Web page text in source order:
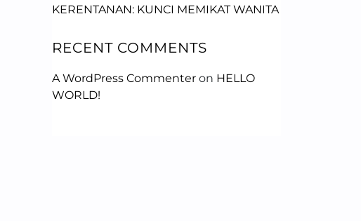
KERENTANAN: KUNCI MEMIKAT WANITA
RECENT COMMENTS
A WordPress Commenter on HELLO
WORLD!